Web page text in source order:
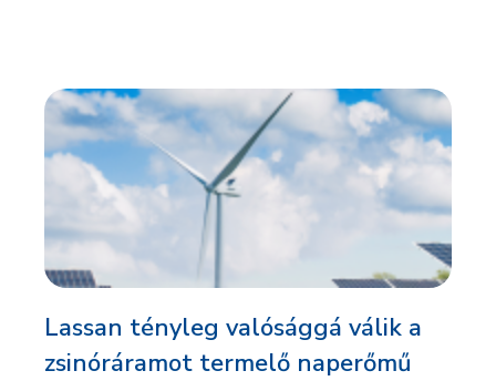
Lassan tényleg valósággá válik a
zsinóráramot termelő naperőmű